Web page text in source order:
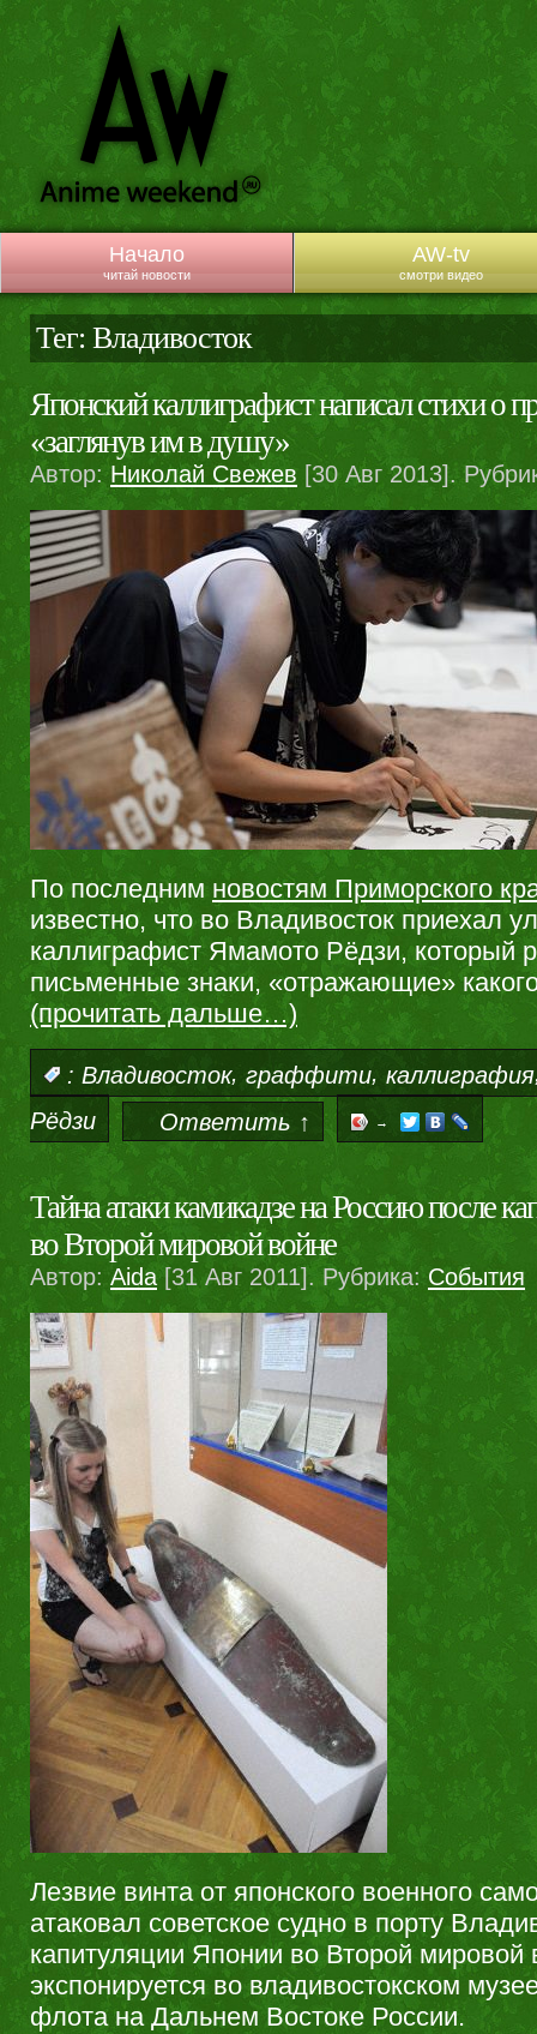
Начало
читай новости
AW-tv
смотри видео
Тег: Владивосток
Японский каллиграфист написал стихи о
«заглянув им в душу»
Автор:Николай Свежев [30 Авг 2013].
По последним новостям Приморского
известно, что во Владивосток приехал
каллиграфист Ямамото Рёдзи, который
письменные знаки, «отражающие»
(прочитать дальше…)
: Владивосток, граффити, каллиграфия
Рёдзи
Ответить ↑ →
Тайна атаки камикадзе на Россию после
во Второй мировой войне
Автор: Aida[31 Авг 2011]. Рубрика:События
Лезвие винта от японского военного
атаковал советское судно в порту
капитуляции Японии во Второй мировой
экспонируется во владивостокском
флота на Дальнем Востоке России.